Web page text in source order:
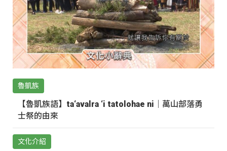
魯凱族
【魯凱族語】ta‘avalra ‘i tatolohae ni｜萬山部落勇
士祭的由來
文化介紹